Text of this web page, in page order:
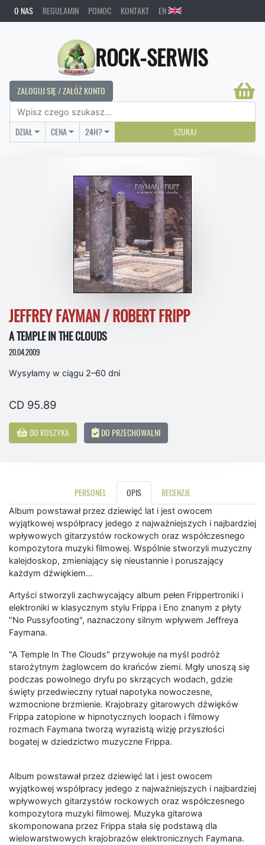
O NAS REGULAMIN POMOC KONTAKT EN
ROCK-SERWIS
ZALOGUJ SIĘ / ZAŁÓŻ KONTO
DZIAŁ CENA 24H? SZUKAJ
JEFFREY FAYMAN / ROBERT FRIPP
A TEMPLE IN THE CLOUDS
20.04.2009
Wysyłamy w ciągu 2–60 dni
CD 95.89
DO KOSZYKA DO PRZECHOWALNI
PERSONEL OPIS RECENZJE
Album powstawał przez dziewięć lat i jest owocem
wyjątkowej współpracy jedego z najważniejszych i najbardziej
wpływowych gitarzystów rockowych oraz współczesnego
kompozytora muzyki filmowej. Wspólnie stworzyli muzyczny
kalejdoskop, zmieniający się nieustannie i poruszający
każdym dźwiękiem…
Artyści stworzyli zachwycający album pełen Frippertroniki i
elektroniki w klasycznym stylu Frippa i Eno znanym z płyty
"No Pussyfooting", naznaczony silnym wpływem Jeffreya
Faymana.
"A Temple In The Clouds" przywołuje na myśl podróż
starożytnym żaglowcem do krańców ziemi. Mgły unoszą się
podczas powolnego dryfu po skrzących wodach, gdzie
święty przedwieczny rytuał napotyka nowoczesne,
wzmocnione brzmienie. Krajobrazy gitarowych dźwięków
Frippa zatopione w hipnotycznych loopach i filmowy
rozmach Faymana tworzą wyrazistą wizję przyszłości
bogatej w dziedzictwo muzyczne Frippa.
Album powstawał przez dziewięć lat i jest owocem
wyjątkowej współpracy jedego z najważniejszych i najbardziej
wpływowych gitarzystów rockowych oraz współczesnego
kompozytora muzyki filmowej. Muzyka gitarowa
skomponowana przez Frippa stała się podstawą dla
wielowarstwowych krajobrazów elektronicznych Faymana.